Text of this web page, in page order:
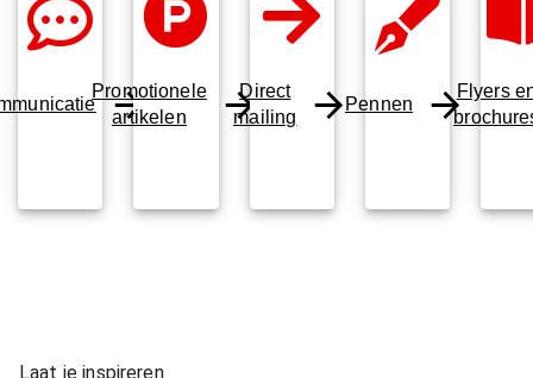
Promotionele
artikelen
Direct
mailing
Pennen
Flyers
Laat je inspireren